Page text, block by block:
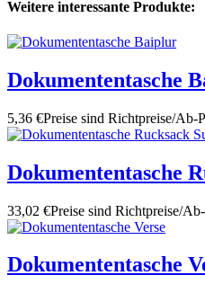
Weitere interessante Produkte:
Dokumententasche
5,36 €Preise sind Richtpreise/Ab-
Dokumententasche
33,02 €Preise sind Richtpreise/
Dokumententasche